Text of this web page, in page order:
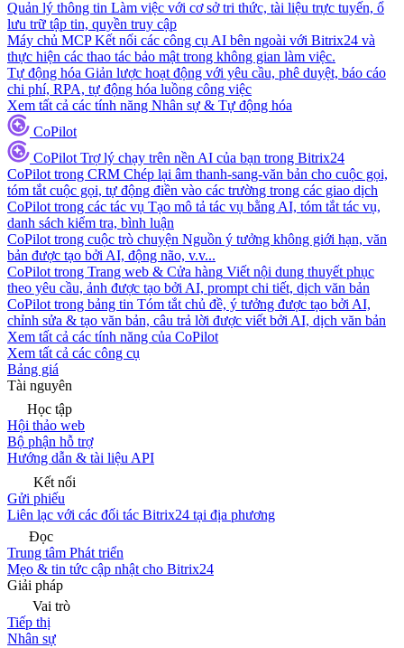
Quản lý thông tin Làm việc với cơ sở tri thức, tài liệu trực tuyến, ổ
lưu trữ tập tin, quyền truy cập
Máy chủ MCP Kết nối các công cụ AI bên ngoài với Bitrix24 và
thực hiện các thao tác bảo mật trong không gian làm việc.
Tự động hóa Giản lược hoạt động với yêu cầu, phê duyệt, báo cáo
chi phí, RPA, tự động hóa luồng công việc
Xem tất cả các tính năng Nhân sự & Tự động hóa
CoPilot
CoPilot Trợ lý chạy trên nền AI của bạn trong Bitrix24
CoPilot trong CRM Chép lại âm thanh-sang-văn bản cho cuộc gọi,
tóm tắt cuộc gọi, tự động điền vào các trường trong các giao dịch
CoPilot trong các tác vụ Tạo mô tả tác vụ bằng AI, tóm tắt tác vụ,
danh sách kiểm tra, bình luận
CoPilot trong cuộc trò chuyện Nguồn ý tưởng không giới hạn, văn
bản được tạo bởi AI, động não, v.v...
CoPilot trong Trang web & Cửa hàng Viết nội dung thuyết phục
theo yêu cầu, ảnh được tạo bởi AI, prompt chi tiết, dịch văn bản
CoPilot trong bảng tin Tóm tắt chủ đề, ý tưởng được tạo bởi AI,
chỉnh sửa & tạo văn bản, câu trả lời được viết bởi AI, dịch văn bản
Xem tất cả các tính năng của CoPilot
Xem tất cả các công cụ
Bảng giá
Tài nguyên
Học tập
Hội thảo web
Bộ phận hỗ trợ
Hướng dẫn & tài liệu API
Kết nối
Gửi phiếu
Liên lạc với các đối tác Bitrix24 tại địa phương
Đọc
Trung tâm Phát triển
Mẹo & tin tức cập nhật cho Bitrix24
Giải pháp
Vai trò
Tiếp thị
Nhân sự